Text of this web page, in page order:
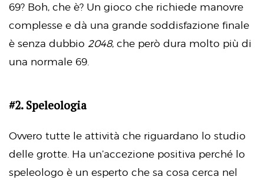
69? Boh, che è? Un gioco che richiede manovre
complesse e dà una grande soddisfazione finale
è senza dubbio 2048, che però dura molto più di
una normale 69.
#2. Speleologia
Ovvero tutte le attività che riguardano lo studio
delle grotte. Ha un’accezione positiva perché lo
speleologo è un esperto che sa cosa cerca nel